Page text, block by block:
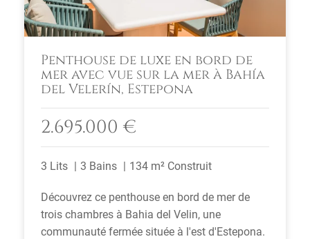
Penthouse de luxe en bord de
mer avec vue sur la mer à Bahía
del Velerín, Estepona
2.695.000 €
3 Lits 3 Bains 134 m² Construit
Découvrez ce penthouse en bord de mer de
trois chambres à Bahia del Velin, une
communauté fermée située à l'est d'Estepona.